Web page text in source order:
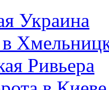
Украина
в
Ривьера